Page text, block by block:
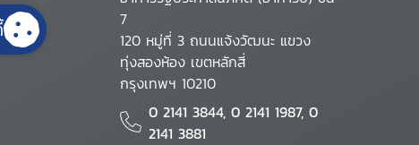
7
120 หมู่ที่ 3 ถนนแจ้งวัฒนะ แขวง
ทุ่งสองห้อง เขตหลักสี่
กรุงเทพฯ 10210
0 2141 3844, 0 2141 1987, 0
2141 3881